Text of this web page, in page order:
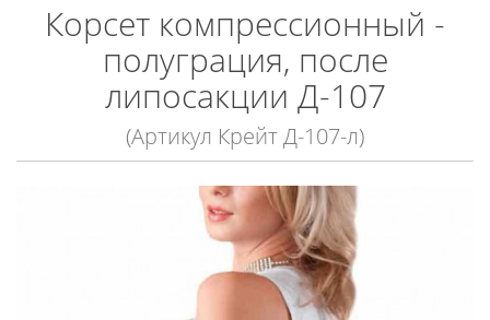
Корсет компрессионный -
полуграция, после
липосакции Д-107
(Артикул Крейт Д-107-л)